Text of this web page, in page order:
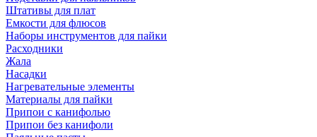
Штативы для плат
Емкости для флюсов
Наборы инструментов для пайки
Расходники
Жала
Насадки
Нагревательные элементы
Материалы для пайки
Припои с канифолью
Припои без канифоли